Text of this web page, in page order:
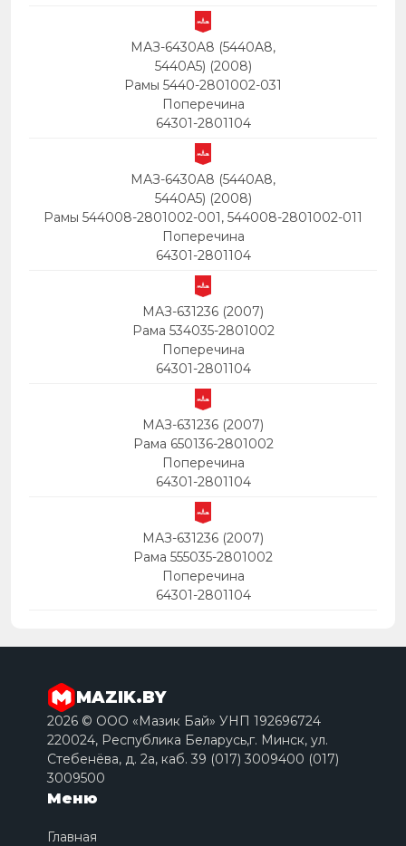
МАЗ-6430A8 (5440A8,
5440A5) (2008)
Рамы 5440-2801002-031
Поперечина
64301-2801104
МАЗ-6430A8 (5440A8,
5440A5) (2008)
Рамы 544008-2801002-001, 544008-2801002-011
Поперечина
64301-2801104
МАЗ-631236 (2007)
Рама 534035-2801002
Поперечина
64301-2801104
МАЗ-631236 (2007)
Рама 650136-2801002
Поперечина
64301-2801104
МАЗ-631236 (2007)
Рама 555035-2801002
Поперечина
64301-2801104
MAZIK.BY
2026 © ООО «Мазик Бай» УНП 192696724
220024, Республика Беларусь,г. Минск, ул.
Стебенёва, д. 2a, каб. 39 (017) 3009400 (017)
3009500
Меню
Главная